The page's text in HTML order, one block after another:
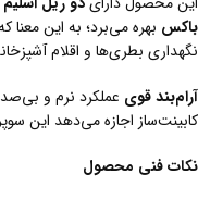
باکس بهره می‌برد؛ به این
نگهداری بطری‌ها و اقلام
آرام‌بند قوی عملکرد نرم و
کابینت‌ساز اجازه می‌دهد این
نکات فنی محصول